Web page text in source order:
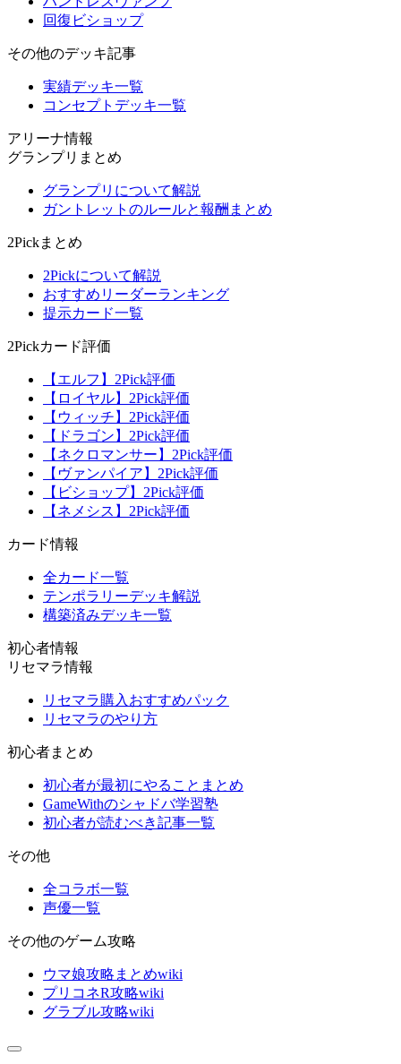
回復ビショップ
その他のデッキ記事
実績デッキ一覧
コンセプトデッキ一覧
アリーナ情報
グランプリまとめ
グランプリについて解説
ガントレットのルールと報酬まとめ
2Pickまとめ
2Pickについて解説
おすすめリーダーランキング
提示カード一覧
2Pickカード評価
【エルフ】2Pick評価
【ロイヤル】2Pick評価
【ウィッチ】2Pick評価
【ドラゴン】2Pick評価
【ネクロマンサー】2Pick評価
【ヴァンパイア】2Pick評価
【ビショップ】2Pick評価
【ネメシス】2Pick評価
カード情報
全カード一覧
テンポラリーデッキ解説
構築済みデッキ一覧
初心者情報
リセマラ情報
リセマラ購入おすすめパック
リセマラのやり方
初心者まとめ
初心者が最初にやることまとめ
GameWithのシャドバ学習塾
初心者が読むべき記事一覧
その他
全コラボ一覧
声優一覧
その他のゲーム攻略
ウマ娘攻略まとめwiki
プリコネR攻略wiki
グラブル攻略wiki